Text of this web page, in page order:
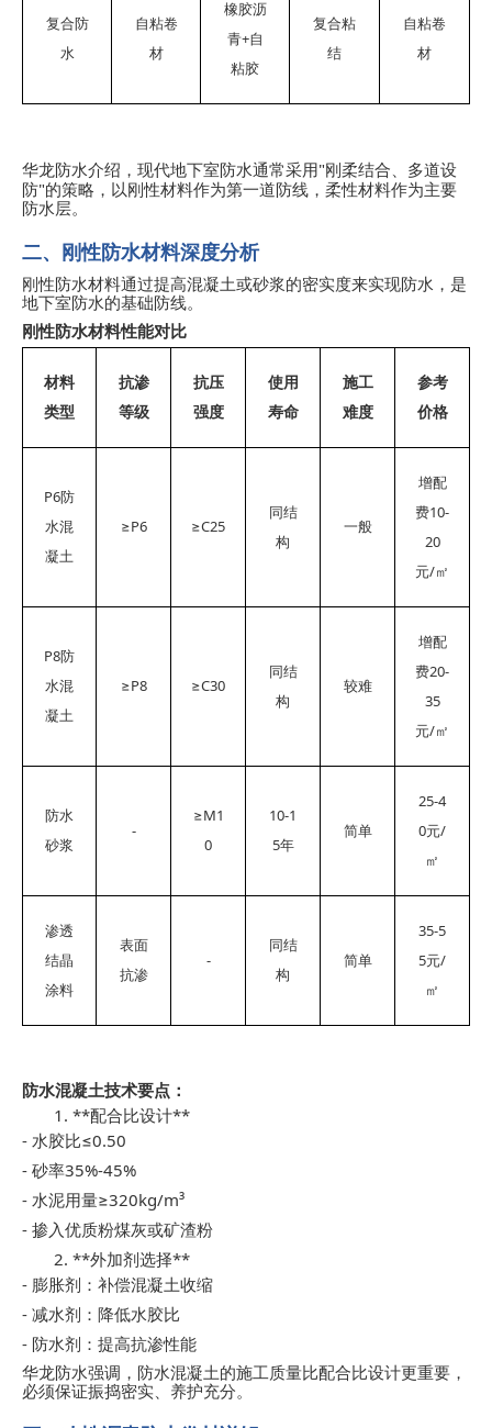
复合防
水
自粘卷
材
橡胶沥
青+自
粘胶
复合粘
结
自粘卷
材
华龙防水介绍，现代地下室防水通常采用"刚柔结合、多道设
防"的策略，以刚性材料作为第一道防线，柔性材料作为主要
防水层。
二、刚性防水材料深度分析
刚性防水材料通过提高混凝土或砂浆的密实度来实现防水，是
地下室防水的基础防线。
刚性防水材料性能对比
材料
类型
抗渗
等级
抗压
强度
使用
寿命
施工
难度
参考
价格
P6防
水混
凝土
≥P6 ≥C25
同结
构
一般
增配
费10-
20
元/㎡
P8防
水混
凝土
≥P8 ≥C30
同结
构
较难
增配
费20-
35
元/㎡
防水
砂浆
-
≥M1
0
10-1
5年
简单
25-4
0元/
㎡
渗透
结晶
涂料
表面
抗渗
-
同结
构
简单
35-5
5元/
㎡
防水混凝土技术要点：
1. **配合比设计**
- 水胶比≤0.50
- 砂率35%-45%
- 水泥用量≥320kg/m³
- 掺入优质粉煤灰或矿渣粉
2. **外加剂选择**
- 膨胀剂：补偿混凝土收缩
- 减水剂：降低水胶比
- 防水剂：提高抗渗性能
华龙防水强调，防水混凝土的施工质量比配合比设计更重要，
必须保证振捣密实、养护充分。